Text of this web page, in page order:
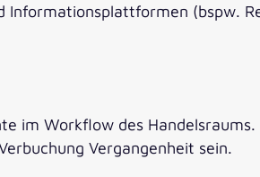
Informationsplattformen (bspw.
im Workflow des
Vergangenheit sein.